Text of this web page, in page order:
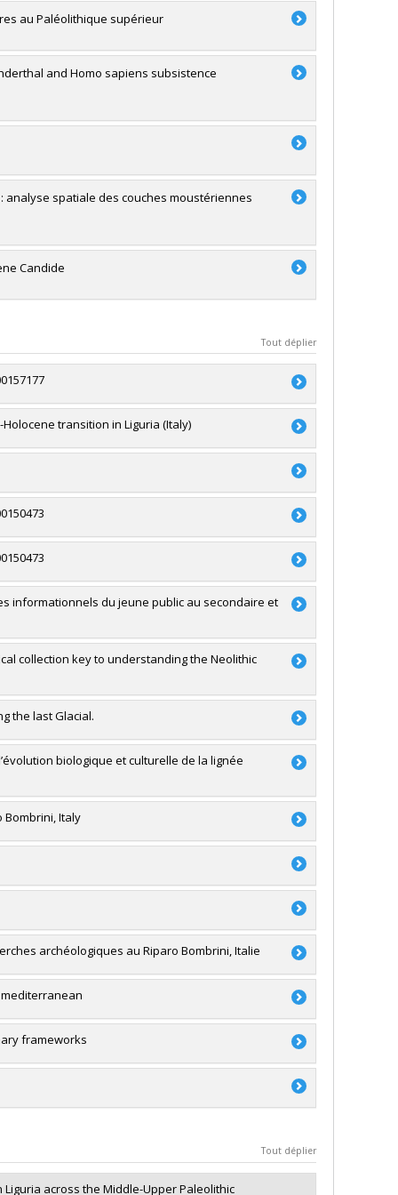
au Paléolithique supérieur
and Homo sapiens subsistence
analyse spatiale des couches moustériennes
Candide
Tout déplier
transition in Liguria (Italy)
Canada
informationnels du jeune public au secondaire et
collection key to understanding the Neolithic
the last Glacial.
biologique et culturelle de la lignée
(FQRSC)
Italy
Canada
archéologiques au Riparo Bombrini, Italie
(FQRSC)
professorale
frameworks
Tout déplier
Liguria across the Middle-Upper Paleolithic